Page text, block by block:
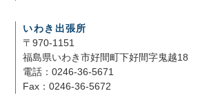
いわき出張所
〒970-1151
福島県いわき市好間町下好間字鬼越18
電話：0246-36-5671
Fax：0246-36-5672